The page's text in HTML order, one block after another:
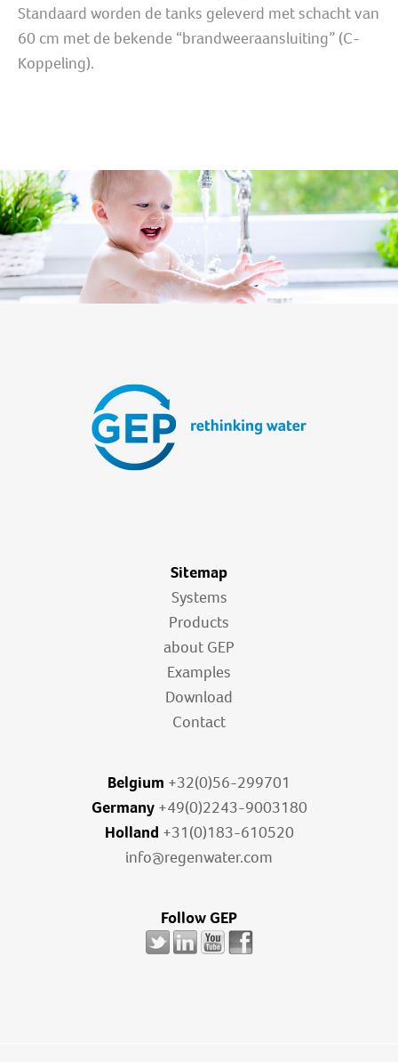
Standaard worden de tanks geleverd met schacht van
60 cm met de bekende “brandweeraansluiting” (C-
Koppeling).
Sitemap
Systems
Products
about GEP
Examples
Download
Contact
Belgium +32(0)56-299701
Germany +49(0)2243-9003180
Holland +31(0)183-610520
info@regenwater.com
Follow GEP